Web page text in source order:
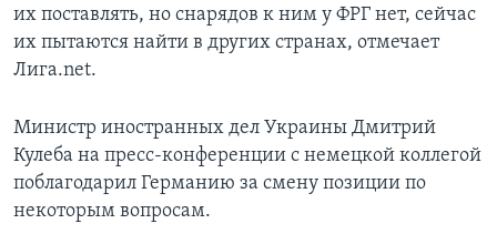
их поставлять, но снарядов к ним у ФРГ нет, сейчас
их пытаются найти в других странах, отмечает
Лига.net.
Министр иностранных дел Украины Дмитрий
Кулеба на пресс-конференции с немецкой коллегой
поблагодарил Германию за смену позиции по
некоторым вопросам.